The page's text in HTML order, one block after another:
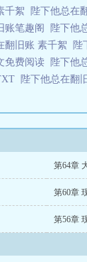
千絮 陛下他总在
账笔趣阁 陛下他
翻旧账 素千絮 陛
免费阅读 陛下他
陛下他总在翻
第64章
第60章
第56章